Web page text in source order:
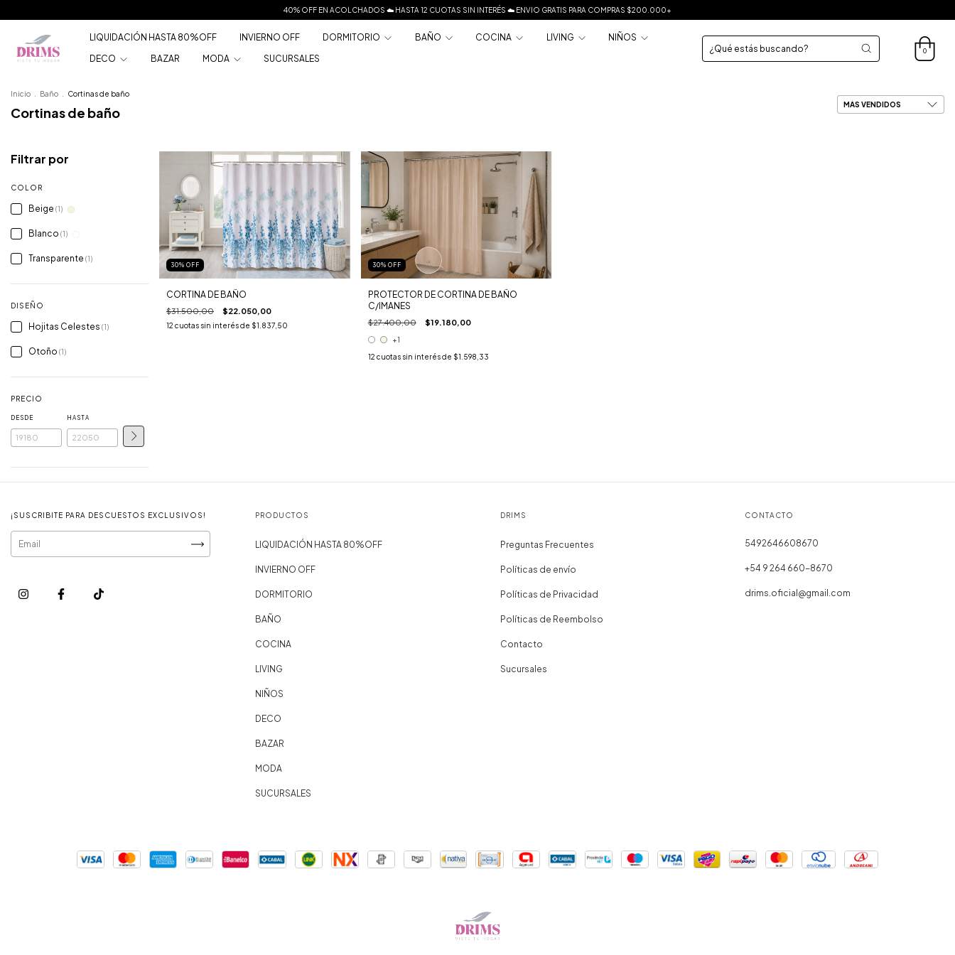
40% OFF EN ACOLCHADOS ☁️ HASTA 12 CUOTAS SIN INTERÉS ☁️ ENVIO GRATIS PARA COMPRAS $200.000+
LIQUIDACIÓN HASTA 80%OFF INVIERNO OFF DORMITORIO BAÑO COCINA LIVING
NIÑOS
DECO
BAZAR MODA SUCURSALES
0
Inicio Baño Cortinas de baño
Cortinas de baño
Filtrar por
COLOR
Beige (1)
Blanco (1)
Transparente (1)
DISEÑO
Hojitas Celestes (1)
Otoño (1)
PRECIO
DESDE HASTA
30% OFF
CORTINA DE BAÑO
$31.500,00 $22.050,00
12 cuotas sin interés de $1.837,50
30% OFF
PROTECTOR DE CORTINA DE BAÑO
C/IMANES
$27.400,00 $19.180,00
+1
12 cuotas sin interés de $1.598,33
¡SUSCRIBITE PARA DESCUESTOS EXCLUSIVOS! PRODUCTOS
LIQUIDACIÓN HASTA 80%OFF
INVIERNO OFF
DORMITORIO
BAÑO
COCINA
LIVING
NIÑOS
DECO
BAZAR
MODA
SUCURSALES
DRIMS
Preguntas Frecuentes
Políticas de envío
Políticas de Privacidad
Políticas de Reembolso
Contacto
Sucursales
CONTACTO
5492646608670
+54 9 264 660-8670
drims.oficial@gmail.com